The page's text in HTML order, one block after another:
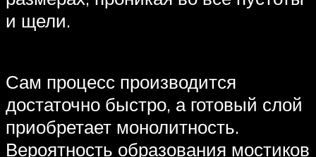
и щели.
Сам процесс производится
достаточно быстро, а готовый слой
приобретает монолитность.
Вероятность образования мостиков